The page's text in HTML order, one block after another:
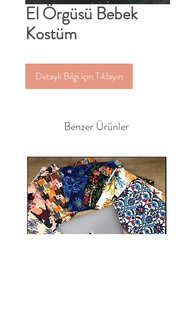
El Örgüsü Bebek
Kostüm
Detaylı Bilgi İçin Tıklayın
Benzer Ürünler